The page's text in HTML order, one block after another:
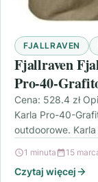
FJALLRAVEN
Fjallraven
Pro-40-
Cena: 528.4 zł
Karla Pro-40-
outdoorowe.
1 minuta 15
Czytaj więcej